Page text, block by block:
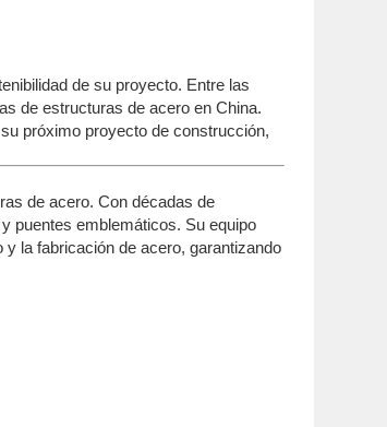
de su proyecto. Entre las
de estructuras de acero en China.
próximo proyecto de construcción,
de acero. Con décadas de
puentes emblemáticos. Su equipo
la fabricación de acero, garantizando